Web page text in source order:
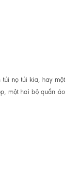
nọ túi kia, hay một
một hai bộ quần áo